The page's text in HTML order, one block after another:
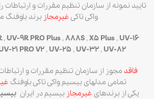
تایید نمونه از سازمان تنظیم مقررات و ارتباطات
واکی تاکی غیرمجاز برند باوفنگ
, UV-9R PRO Plus, 888S,X5 Plus, UV-16
21 PRO V2, UV-25 , UV-32, UV-82
فاقد مجوز از سازمان تنظیم مقررات و
تمامی مدلهای بیسیم واکی تاکی باوفنگ
یکی از برندهای غیرمجاز بیسیم در ایران